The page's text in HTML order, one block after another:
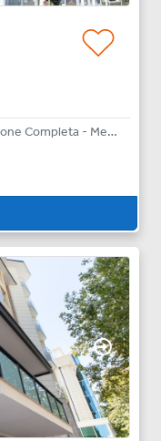
All Inclusive - Pensione Completa - Mezza Pensione - Bed & Breakfast